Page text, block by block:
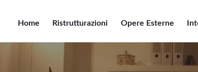
principale
Home Ristrutturazioni Opere Esterne